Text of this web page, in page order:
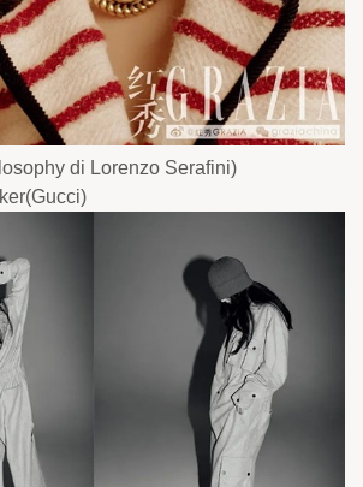
di Lorenzo Serafini)